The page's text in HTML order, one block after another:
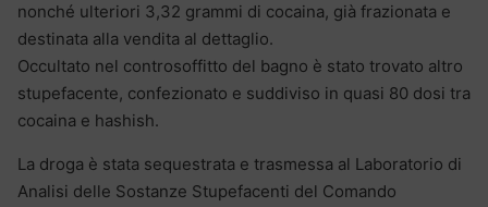
nonché ulteriori 3,32 grammi di cocaina, già frazionata e
destinata alla vendita al dettaglio.
Occultato nel controsoffitto del bagno è stato trovato altro
stupefacente, confezionato e suddiviso in quasi 80 dosi tra
cocaina e hashish.
La droga è stata sequestrata e trasmessa al Laboratorio di
Analisi delle Sostanze Stupefacenti del Comando